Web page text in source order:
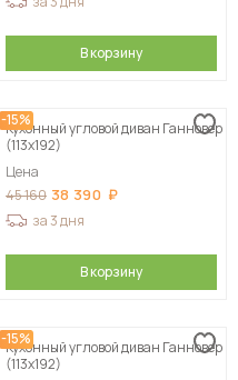
В корзину
-15%
Кухонный угловой диван Ганновер
(113х192)
Цена
45 160 38 390
за 3 дня
В корзину
-15%
Кухонный угловой диван Ганновер
(113х192)